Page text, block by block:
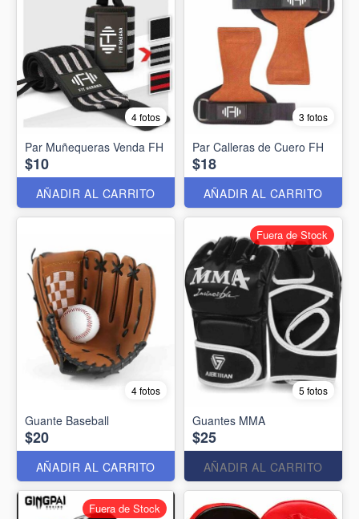
4 fotos
Par Muñequeras Venda FH
$10
AÑADIR AL CARRITO
3 fotos
Par Calleras de Cuero FH
$18
AÑADIR AL CARRITO
4 fotos
Guante Baseball
$20
AÑADIR AL CARRITO
5 fotos
Guantes MMA
$25
AÑADIR AL CARRITO
Fuera de Stock
Fuera de Stock